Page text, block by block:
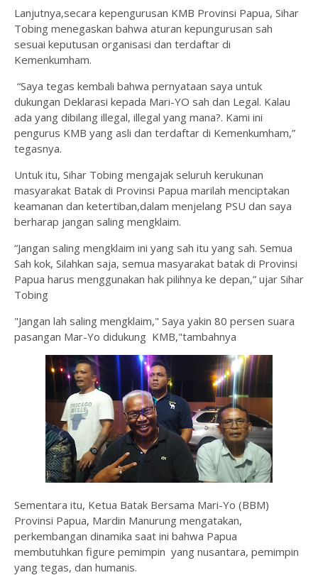
Lanjutnya,secara kepengurusan KMB Provinsi Papua, Sihar
Tobing menegaskan bahwa aturan kepungurusan sah
sesuai keputusan organisasi dan terdaftar di
Kemenkumham.
“Saya tegas kembali bahwa pernyataan saya untuk
dukungan Deklarasi kepada Mari-YO sah dan Legal. Kalau
ada yang dibilang illegal, illegal yang mana?. Kami ini
pengurus KMB yang asli dan terdaftar di Kemenkumham,”
tegasnya.
Untuk itu, Sihar Tobing mengajak seluruh kerukunan
masyarakat Batak di Provinsi Papua marilah menciptakan
keamanan dan ketertiban,dalam menjelang PSU dan saya
berharap jangan saling mengklaim.
“Jangan saling mengklaim ini yang sah itu yang sah. Semua
Sah kok, Silahkan saja, semua masyarakat batak di Provinsi
Papua harus menggunakan hak pilihnya ke depan,” ujar Sihar
Tobing
"Jangan lah saling mengklaim," Saya yakin 80 persen suara
pasangan Mar-Yo didukung KMB,"tambahnya
Sementara itu, Ketua Batak Bersama Mari-Yo (BBM)
Provinsi Papua, Mardin Manurung mengatakan,
perkembangan dinamika saat ini bahwa Papua
membutuhkan figure pemimpin yang nusantara, pemimpin
yang tegas, dan humanis.